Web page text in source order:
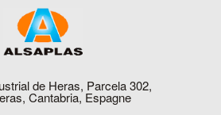
de Heras, Parcela 302,
Cantabria, Espagne